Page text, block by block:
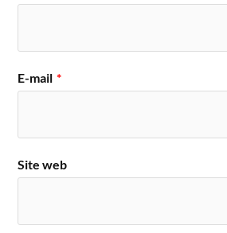
E-mail *
Site web